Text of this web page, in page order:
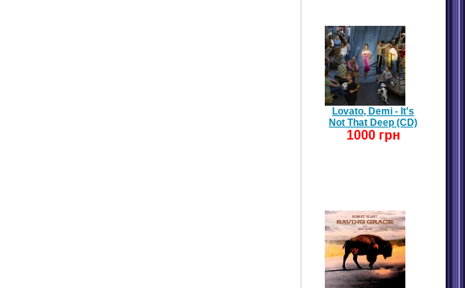
Lovato, Demi - It's
Not That Deep (CD)
1000 грн